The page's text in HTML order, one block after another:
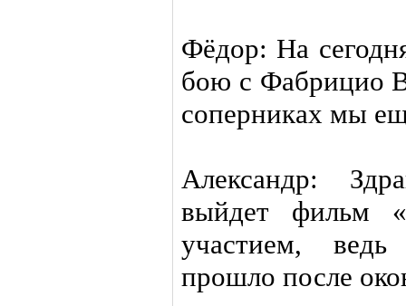
Фёдор: На
бою с Фабрицио
соперниках мы
Александр:
выйдет фильм
участием,
прошло после